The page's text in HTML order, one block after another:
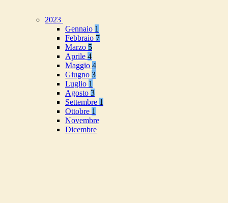
2023
Gennaio 1
Febbraio 7
Marzo 5
Aprile 4
Maggio 4
Giugno 3
Luglio 1
Agosto 3
Settembre 1
Ottobre 1
Novembre
Dicembre